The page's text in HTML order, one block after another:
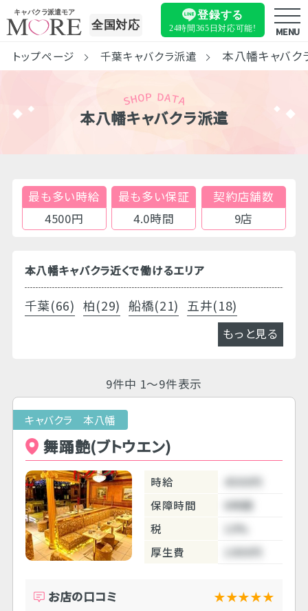
キャバクラ派遣モア
全国対応
登録する
24時間365日対応可能! MENU
トップページ 千葉キャバクラ派遣 本八幡キャバク
本八幡キャバクラ派遣
最も多い時給
4500円
最も多い保証
4.0時間
契約店舗数
9店
本八幡キャバクラ近くで働けるエリア
千葉(66) 柏(29) 船橋(21) 五井(18)
もっと見る
9件中 1～9件表示
キャバクラ 本八幡
舞踊艶(ブトウエン)
時給
4500円
保障時間
6時間
税
10%
厚生費
1000円
お店の口コミ ★★★★★